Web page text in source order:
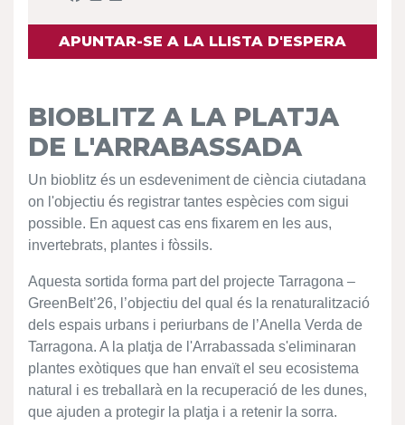
APUNTAR-SE A LA LLISTA D'ESPERA
BIOBLITZ A LA PLATJA
DE L'ARRABASSADA
Un bioblitz és un esdeveniment de ciència ciutadana
on l'objectiu és registrar tantes espècies com sigui
possible. En aquest cas ens fixarem en les aus,
invertebrats, plantes i fòssils.
Aquesta sortida forma part del projecte Tarragona –
GreenBelt’26, l’objectiu del qual és la renaturalització
dels espais urbans i periurbans de l’Anella Verda de
Tarragona. A la platja de l'Arrabassada s'eliminaran
plantes exòtiques que han envaït el seu ecosistema
natural i es treballarà en la recuperació de les dunes,
que ajuden a protegir la platja i a retenir la sorra.